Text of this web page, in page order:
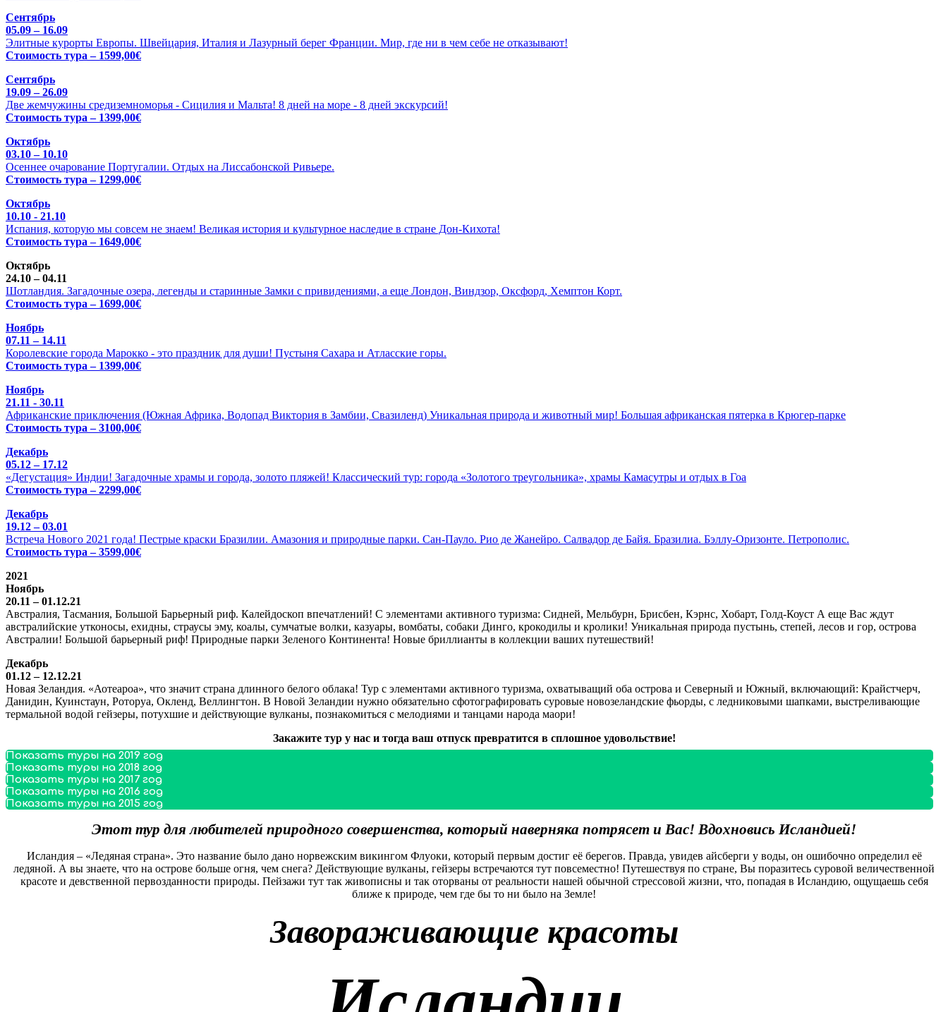
Сентябрь
05.09 – 16.09
Элитные курорты Европы. Швейцария, Италия и Лазурный берег Франции. Мир, где ни в чем себе не отказывают!
Стоимость тура – 1599,00€
Сентябрь
19.09 – 26.09
Две жемчужины средиземноморья - Сицилия и Мальта! 8 дней на море - 8 дней экскурсий!
Стоимость тура – 1399,00€
Октябрь
03.10 – 10.10
Осеннее очарование Португалии. Отдых на Лиссабонской Ривьере.
Стоимость тура – 1299,00€
Октябрь
10.10 - 21.10
Испания, которую мы совсем не знаем! Великая история и культурное наследие в стране Дон-Кихота!
Стоимость тура – 1649,00€
Октябрь
24.10 – 04.11
Шотландия. Загадочные озера, легенды и старинные Замки с привидениями, а еще Лондон, Виндзор, Оксфорд, Хемптон Корт.
Стоимость тура – 1699,00€
Ноябрь
07.11 – 14.11
Королевские города Марокко - это праздник для души! Пустыня Сахара и Атласские горы.
Стоимость тура – 1399,00€
Ноябрь
21.11 - 30.11
Африканские приключения (Южная Африка, Водопад Виктория в Замбии, Свазиленд) Уникальная природа и животный мир! Большая африканская пятерка в Крюгер-парке
Стоимость тура – 3100,00€
Декабрь
05.12 – 17.12
«Дегустация» Индии! Загадочные храмы и города, золото пляжей! Классический тур: города «Золотого треугольника», храмы Камасутры и отдых в Гоа
Стоимость тура – 2299,00€
Декабрь
19.12 – 03.01
Встреча Нового 2021 года! Пестрые краски Бразилии. Амазония и природные парки. Сан-Пауло. Рио де Жанейро. Салвадор де Байя. Бразилиа. Бэллу-Оризонте. Петрополис.
Стоимость тура – 3599,00€
2021
Ноябрь
20.11 – 01.12.21
Австралия, Тасмания, Большой Барьерный риф. Калейдоскоп впечатлений! С элементами активного туризма: Сидней, Мельбурн, Брисбен, Кэрнс, Хобарт, Голд-Коуст А еще Вас ждут
австралийские утконосы, ехидны, страусы эму, коалы, сумчатые волки, казуары, вомбаты, собаки Динго, крокодилы и кролики! Уникальная природа пустынь, степей, лесов и гор, острова
Австралии! Большой барьерный риф! Природные парки Зеленого Континента! Новые бриллианты в коллекции ваших путешествий!
Декабрь
01.12 – 12.12.21
Новая Зеландия. «Аотеароа», что значит страна длинного белого облака! Тур с элементами активного туризма, охватыващий оба острова и Северный и Южный, включающий: Крайстчерч,
Данидин, Куинстаун, Роторуа, Окленд, Веллингтон. В Новой Зеландии нужно обязательно сфотографировать суровые новозеландские фьорды, с ледниковыми шапками, выстреливающие
термальной водой гейзеры, потухшие и действующие вулканы, познакомиться с мелодиями и танцами народа маори!
Закажите тур у нас и тогда ваш отпуск превратится в сплошное удовольствие!
Показать туры на 2019 год
Показать туры на 2018 год
Показать туры на 2017 год
Показать туры на 2016 год
Показать туры на 2015 год
Этот тур для любителей природного совершенства, который наверняка потрясет и Вас! Вдохновись Исландией!
Исландия – «Ледяная страна». Это название было дано норвежским викингом Флуоки, который первым достиг её берегов. Правда, увидев айсберги у воды, он ошибочно определил её
ледяной. А вы знаете, что на острове больше огня, чем снега? Действующие вулканы, гейзеры встречаются тут повсеместно! Путешествуя по стране, Вы поразитесь суровой величественной
красоте и девственной первозданности природы. Пейзажи тут так живописны и так оторваны от реальности нашей обычной стрессовой жизни, что, попадая в Исландию, ощущаешь себя
ближе к природе, чем где бы то ни было на Земле!
Завораживающие красоты